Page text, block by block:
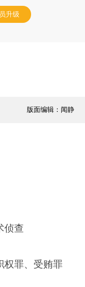
升级
版面编辑：闻静
侦查
权罪、受贿罪